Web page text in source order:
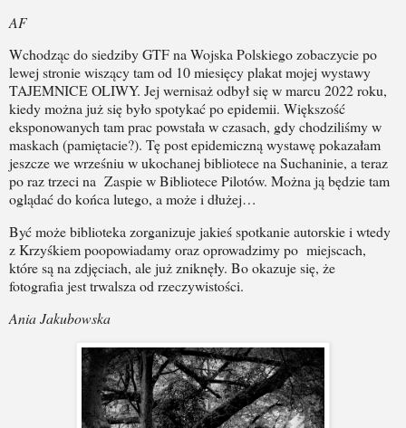
AF
Wchodząc do siedziby GTF na Wojska Polskiego zobaczycie po
lewej stronie wiszący tam od 10 miesięcy plakat mojej wystawy
TAJEMNICE OLIWY. Jej wernisaż odbył się w marcu 2022 roku,
kiedy można już się było spotykać po epidemii. Większość
eksponowanych tam prac powstała w czasach, gdy chodziliśmy w
maskach (pamiętacie?). Tę post epidemiczną wystawę pokazałam
jeszcze we wrześniu w ukochanej bibliotece na Suchaninie, a teraz
po raz trzeci na Zaspie w Bibliotece Pilotów. Można ją będzie tam
oglądać do końca lutego, a może i dłużej…
Być może biblioteka zorganizuje jakieś spotkanie autorskie i wtedy
z Krzyśkiem poopowiadamy oraz oprowadzimy po miejscach,
które są na zdjęciach, ale już zniknęły. Bo okazuje się, że
fotografia jest trwalsza od rzeczywistości.
Ania Jakubowska